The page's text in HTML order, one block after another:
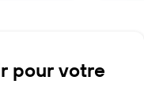
pour votre